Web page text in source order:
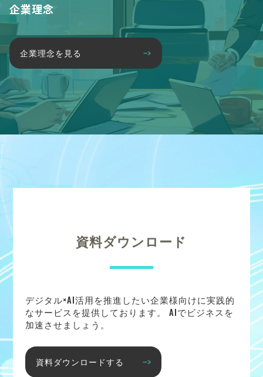
企業理念
企業理念を見る
資料ダウンロード
デジタル×AI活用を推進したい企業様向けに実践的
なサービスを提供しております。 AIでビジネスを
加速させましょう。
資料ダウンロードする